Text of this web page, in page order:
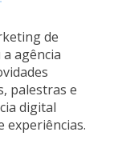
de
agência
palestras e
digital
experiências.